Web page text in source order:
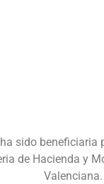
sido beneficiaria
de Hacienda y
Valenciana.